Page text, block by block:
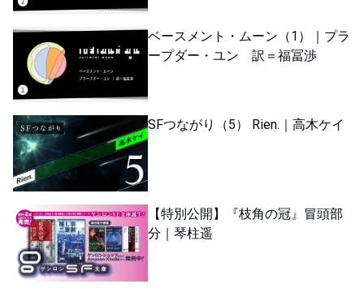
ベースメント・ムーン（1）｜プラ
ープダー・ユン 訳＝福冨渉
SFつながり（5） Rien.｜高木ケイ
【特別公開】『枝角の冠』冒頭部
分｜琴柱遥